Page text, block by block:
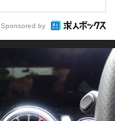
Sponsored by